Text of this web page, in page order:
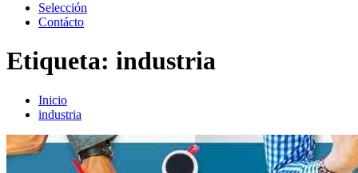
Selección
Contácto
Etiqueta: industria
Inicio
industria